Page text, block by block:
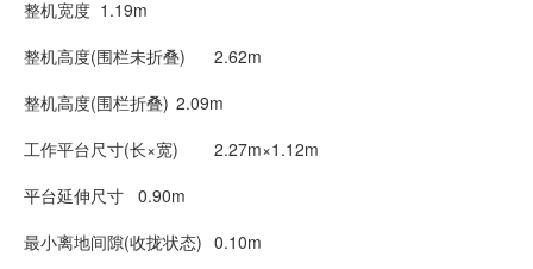
整机宽度 1.19m
整机高度(围栏未折叠)
2.62m
整机高度(围栏折叠) 2.09m
工作平台尺寸(长×宽)
2.27m×1.12m
平台延伸尺寸 0.90m
最小离地间隙(收拢状态) 0.10m